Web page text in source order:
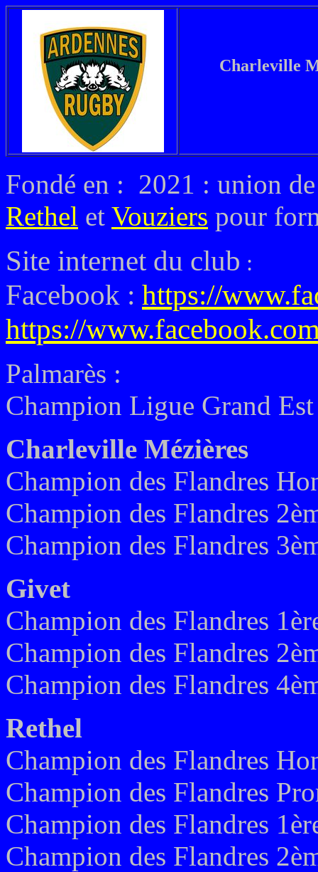
Charleville
Fondé en : 2021 : union
Rethel et Vouziers pour
Site internet du club :
Facebook : https://
https://
Palmarès :
Champion Ligue Grand
Charleville Mézières
Champion des Flandres
Champion des Flandres
Champion des Flandres
Givet
Champion des Flandres
Champion des Flandres
Champion des Flandres
Rethel
Champion des Flandres
Champion des Flandres
Champion des Flandres
Champion des Flandres